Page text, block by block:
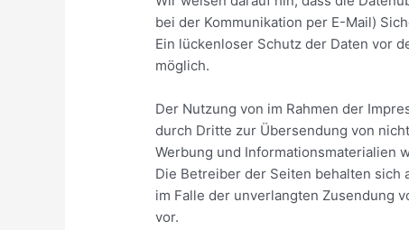
bei der Kommunikation per E-Mail)
Ein lückenloser Schutz der Daten vor
möglich.
Der Nutzung von im Rahmen der
durch Dritte zur Übersendung von
Werbung und Informationsmaterialien
Die Betreiber der Seiten behalten
im Falle der unverlangten Zusendung
vor.